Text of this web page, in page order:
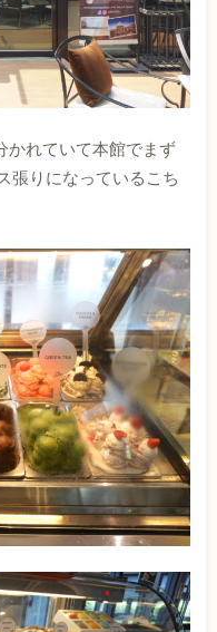
かれていて本館でまず
張りになっているこち